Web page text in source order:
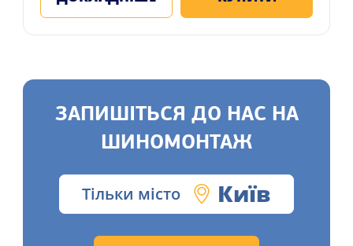
ЗАПИШІТЬСЯ ДО НАС НА
ШИНОМОНТАЖ
Тільки місто Київ